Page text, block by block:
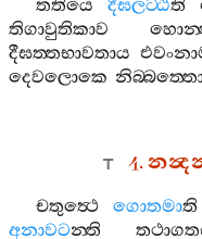
තතියෙ දීඝලට‍්ඨීති
තිගාවුතිකාව
දීඝත‍්තභාවතාය
දෙවලොකෙ
4.
චතුත්‍ථෙ ගොතමාති
අනාවටන‍්ති